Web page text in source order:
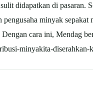
didapatkan di pasaran.
minyak
cara ini, Mendag
minyakita-diserahkan-